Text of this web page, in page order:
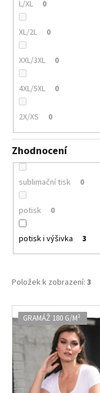
L/XL 0
XL/2L 0
XXL/3XL 0
4XL/5XL 0
2X/XS 0
Zhodnocení
sublimační tisk 0
potisk 0
potisk i výšivka 3
Položek k zobrazení: 3
V
ý
p
i
s
p
GRAMÁŽ 180 G/M²